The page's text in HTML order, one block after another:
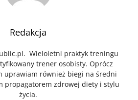
Redakcja
Wieloletni praktyk treningu
trener osobisty. Oprócz
uprawiam również biegi na średni
propagatorem zdrowej diety i stylu
życia.